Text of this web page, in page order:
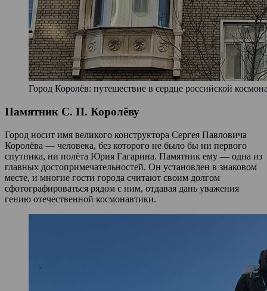
Город Королёв: путешествие в сердце российской
Памятник С. П. Королёву
Город носит имя великого конструктора Сергея Павловича
Королёва — человека, без которого не было бы ни первого
спутника, ни полёта Юрия Гагарина. Памятник ему — одна из
главных достопримечательностей. Он установлен в знаковом
месте, и многие гости города считают своим долгом
сфотографироваться рядом с ним, отдавая дань уважения
гению отечественной космонавтики.